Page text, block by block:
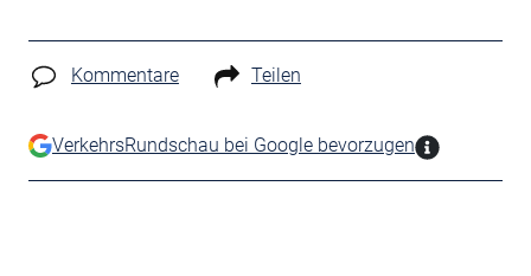
Kommentare Teilen
VerkehrsRundschau bei Google bevorzugen